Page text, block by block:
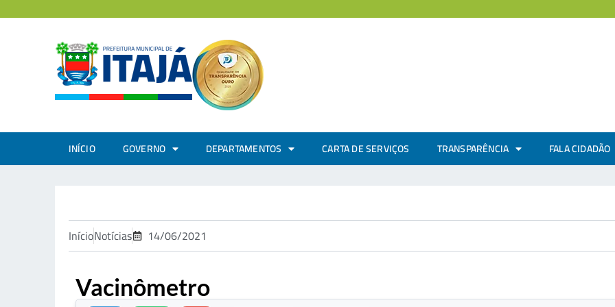
INÍCIO GOVERNO DEPARTAMENTOS CARTA DE SERVIÇOS TRANSPARÊNCIA FALA CIDADÃO
InícioNotícias 14/06/2021
Vacinômetro.